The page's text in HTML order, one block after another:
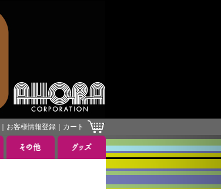
お客様情報登録 カート